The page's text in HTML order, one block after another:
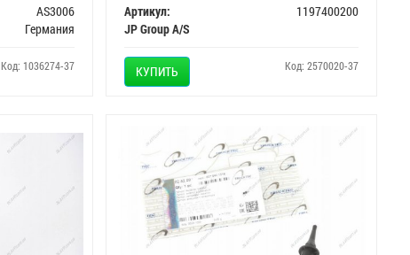
AS3006
Германия
Код: 1036274-37
Артикул:
1197400200
JP Group A/S
КУПИТЬ Код: 2570020-37